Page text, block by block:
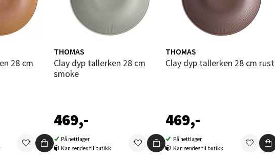
THOMAS
Clay dyp tallerken 28 cm
smoke
469,-
På nettlager
Kan sendes til butikk
THOMAS
Clay dyp tallerken 28 cm rust
469,-
På nettlager
Kan sendes til butikk
Sandvika - Thon Senter Sandvika
Brodtkorbsgate 7, 1338 Sandvika
Åpent i dag 10-21
0 i butikk
Sartorvegen 12, 5353 Straume
Åpent i dag 10-21
Velg